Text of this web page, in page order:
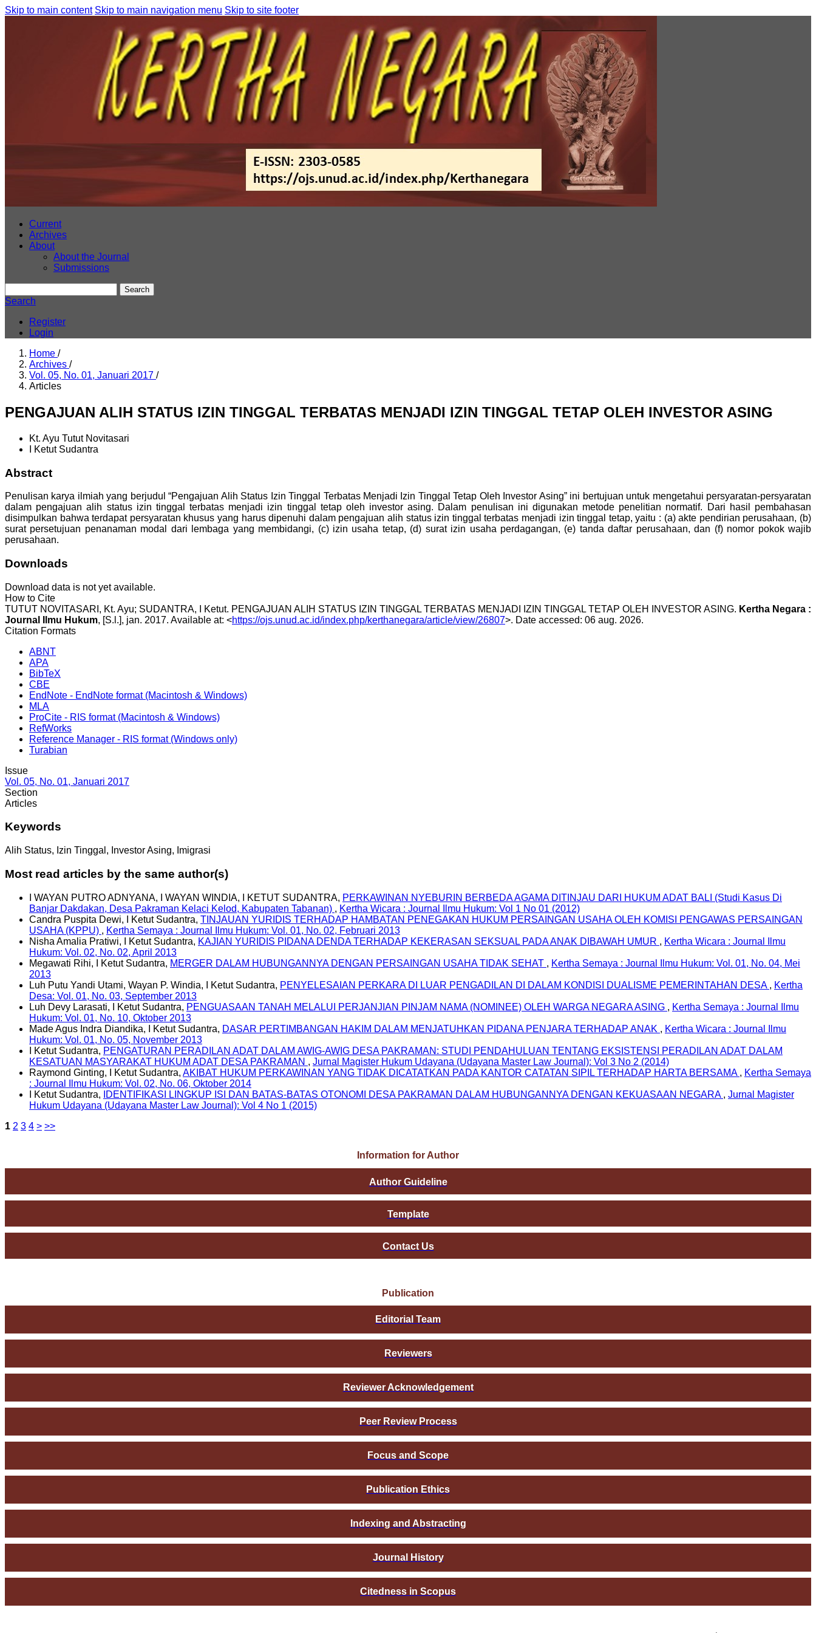
Skip to main content Skip to main navigation menu Skip to site footer
Current
Archives
About
About the Journal
Submissions
Search
Search
Register
Login
Home /
Archives /
Vol. 05, No. 01, Januari 2017 /
Articles
PENGAJUAN ALIH STATUS IZIN TINGGAL TERBATAS MENJADI IZIN TINGGAL TETAP OLEH INVESTOR ASING
Kt. Ayu Tutut Novitasari
I Ketut Sudantra
Abstract
Penulisan karya ilmiah yang berjudul “Pengajuan Alih Status Izin Tinggal Terbatas Menjadi Izin Tinggal Tetap Oleh Investor Asing” ini bertujuan untuk mengetahui persyaratan-persyaratan
dalam pengajuan alih status izin tinggal terbatas menjadi izin tinggal tetap oleh investor asing. Dalam penulisan ini digunakan metode penelitian normatif. Dari hasil pembahasan
disimpulkan bahwa terdapat persyaratan khusus yang harus dipenuhi dalam pengajuan alih status izin tinggal terbatas menjadi izin tinggal tetap, yaitu : (a) akte pendirian perusahaan, (b)
surat persetujuan penanaman modal dari lembaga yang membidangi, (c) izin usaha tetap, (d) surat izin usaha perdagangan, (e) tanda daftar perusahaan, dan (f) nomor pokok wajib
perusahaan.
Downloads
Download data is not yet available.
How to Cite
TUTUT NOVITASARI, Kt. Ayu; SUDANTRA, I Ketut. PENGAJUAN ALIH STATUS IZIN TINGGAL TERBATAS MENJADI IZIN TINGGAL TETAP OLEH INVESTOR ASING. Kertha Negara :
Journal Ilmu Hukum, [S.l.], jan. 2017. Available at: <https://ojs.unud.ac.id/index.php/kerthanegara/article/view/26807>. Date accessed: 06 aug. 2026.
Citation Formats
ABNT
APA
BibTeX
CBE
EndNote - EndNote format (Macintosh & Windows)
MLA
ProCite - RIS format (Macintosh & Windows)
RefWorks
Reference Manager - RIS format (Windows only)
Turabian
Issue
Vol. 05, No. 01, Januari 2017
Section
Articles
Keywords
Alih Status, Izin Tinggal, Investor Asing, Imigrasi
Most read articles by the same author(s)
I WAYAN PUTRO ADNYANA, I WAYAN WINDIA, I KETUT SUDANTRA, PERKAWINAN NYEBURIN BERBEDA AGAMA DITINJAU DARI HUKUM ADAT BALI (Studi Kasus Di
Banjar Dakdakan, Desa Pakraman Kelaci Kelod, Kabupaten Tabanan) , Kertha Wicara : Journal Ilmu Hukum: Vol 1 No 01 (2012)
Candra Puspita Dewi, I Ketut Sudantra, TINJAUAN YURIDIS TERHADAP HAMBATAN PENEGAKAN HUKUM PERSAINGAN USAHA OLEH KOMISI PENGAWAS PERSAINGAN
USAHA (KPPU) , Kertha Semaya : Journal Ilmu Hukum: Vol. 01, No. 02, Februari 2013
Nisha Amalia Pratiwi, I Ketut Sudantra, KAJIAN YURIDIS PIDANA DENDA TERHADAP KEKERASAN SEKSUAL PADA ANAK DIBAWAH UMUR , Kertha Wicara : Journal Ilmu
Hukum: Vol. 02, No. 02, April 2013
Megawati Rihi, I Ketut Sudantra, MERGER DALAM HUBUNGANNYA DENGAN PERSAINGAN USAHA TIDAK SEHAT , Kertha Semaya : Journal Ilmu Hukum: Vol. 01, No. 04, Mei
2013
Luh Putu Yandi Utami, Wayan P. Windia, I Ketut Sudantra, PENYELESAIAN PERKARA DI LUAR PENGADILAN DI DALAM KONDISI DUALISME PEMERINTAHAN DESA , Kertha
Desa: Vol. 01, No. 03, September 2013
Luh Devy Larasati, I Ketut Sudantra, PENGUASAAN TANAH MELALUI PERJANJIAN PINJAM NAMA (NOMINEE) OLEH WARGA NEGARA ASING , Kertha Semaya : Journal Ilmu
Hukum: Vol. 01, No. 10, Oktober 2013
Made Agus Indra Diandika, I Ketut Sudantra, DASAR PERTIMBANGAN HAKIM DALAM MENJATUHKAN PIDANA PENJARA TERHADAP ANAK , Kertha Wicara : Journal Ilmu
Hukum: Vol. 01, No. 05, November 2013
I Ketut Sudantra, PENGATURAN PERADILAN ADAT DALAM AWIG-AWIG DESA PAKRAMAN: STUDI PENDAHULUAN TENTANG EKSISTENSI PERADILAN ADAT DALAM
KESATUAN MASYARAKAT HUKUM ADAT DESA PAKRAMAN , Jurnal Magister Hukum Udayana (Udayana Master Law Journal): Vol 3 No 2 (2014)
Raymond Ginting, I Ketut Sudantra, AKIBAT HUKUM PERKAWINAN YANG TIDAK DICATATKAN PADA KANTOR CATATAN SIPIL TERHADAP HARTA BERSAMA , Kertha Semaya
: Journal Ilmu Hukum: Vol. 02, No. 06, Oktober 2014
I Ketut Sudantra,
IDENTIFIKASI LINGKUP ISI DAN BATAS-BATAS OTONOMI DESA PAKRAMAN DALAM HUBUNGANNYA DENGAN KEKUASAAN NEGARA , Jurnal Magister
Hukum Udayana (Udayana Master Law Journal): Vol 4 No 1 (2015)
1 2 3 4 > >>
Information for Author
Author Guideline
Template
Contact Us
Publication
Editorial Team
Reviewers
Reviewer Acknowledgement
Peer Review Process
Focus and Scope
Publication Ethics
Indexing and Abstracting
Journal History
Citedness in Scopus